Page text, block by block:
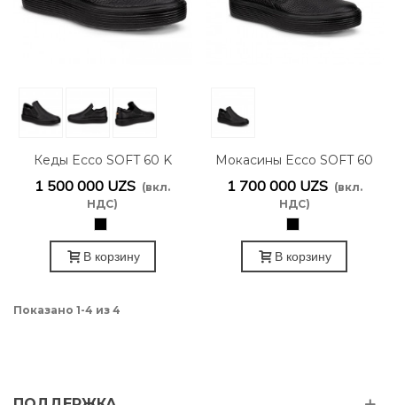
Кеды Ecco SOFT 60 K
713862/01001
1 500 000 UZS (вкл.
НДС)
В корзину
Мокасины Ecco SOFT 60
K 713863/01001
1 700 000 UZS (вкл.
НДС)
В корзину
Показано 1-4 из 4